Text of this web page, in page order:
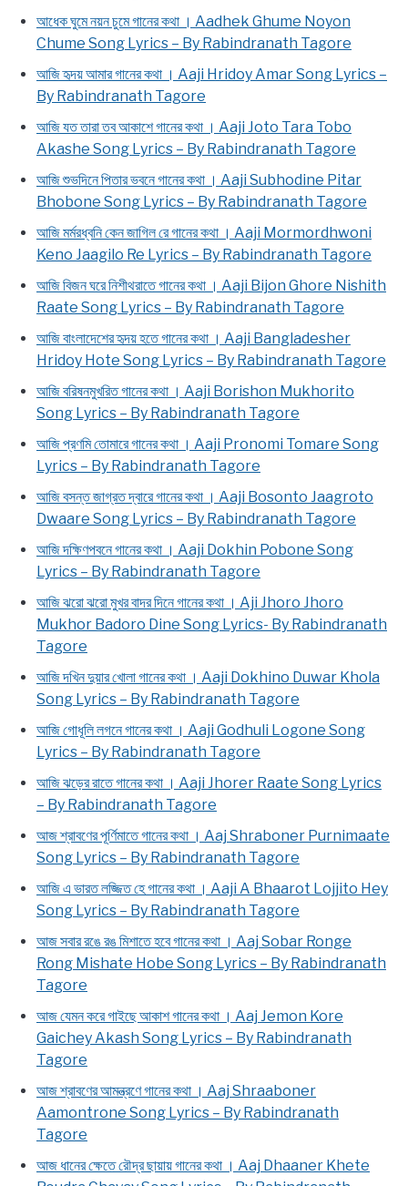
আধেক ঘুমে নয়ন চুমে গানের কথা । Aadhek Ghume Noyon
Chume Song Lyrics – By Rabindranath Tagore
আজি হৃদয় আমার গানের কথা । Aaji Hridoy Amar Song Lyrics –
By Rabindranath Tagore
আজি যত তারা তব আকাশে গানের কথা । Aaji Joto Tara Tobo
Akashe Song Lyrics – By Rabindranath Tagore
আজি শুভদিনে পিতার ভবনে গানের কথা । Aaji Subhodine Pitar
Bhobone Song Lyrics – By Rabindranath Tagore
আজি মর্মরধ্বনি কেন জাগিল রে গানের কথা । Aaji Mormordhwoni
Keno Jaagilo Re Lyrics – By Rabindranath Tagore
আজি বিজন ঘরে নিশীথরাতে গানের কথা । Aaji Bijon Ghore Nishith
Raate Song Lyrics – By Rabindranath Tagore
আজি বাংলাদেশের হৃদয় হতে গানের কথা । Aaji Bangladesher
Hridoy Hote Song Lyrics – By Rabindranath Tagore
আজি বরিষনমুখরিত গানের কথা । Aaji Borishon Mukhorito
Song Lyrics – By Rabindranath Tagore
আজি প্রণমি তোমারে গানের কথা । Aaji Pronomi Tomare Song
Lyrics – By Rabindranath Tagore
আজি বসন্ত জাগ্রত দ্বারে গানের কথা । Aaji Bosonto Jaagroto
Dwaare Song Lyrics – By Rabindranath Tagore
আজি দক্ষিণপবনে গানের কথা । Aaji Dokhin Pobone Song
Lyrics – By Rabindranath Tagore
আজি ঝরো ঝরো মুখর বাদর দিনে গানের কথা । Aji Jhoro Jhoro
Mukhor Badoro Dine Song Lyrics- By Rabindranath
Tagore
আজি দখিন দুয়ার খোলা গানের কথা । Aaji Dokhino Duwar Khola
Song Lyrics – By Rabindranath Tagore
আজি গোধূলি লগনে গানের কথা । Aaji Godhuli Logone Song
Lyrics – By Rabindranath Tagore
আজি ঝড়ের রাতে গানের কথা । Aaji Jhorer Raate Song Lyrics
– By Rabindranath Tagore
আজ শ্রাবণের পূর্ণিমাতে গানের কথা । Aaj Shraboner Purnimaate
Song Lyrics – By Rabindranath Tagore
আজি এ ভারত লজ্জিত হে গানের কথা । Aaji A Bhaarot Lojjito Hey
Song Lyrics – By Rabindranath Tagore
আজ সবার রঙে রঙ মিশাতে হবে গানের কথা । Aaj Sobar Ronge
Rong Mishate Hobe Song Lyrics – By Rabindranath
Tagore
আজ যেমন করে গাইছে আকাশ গানের কথা । Aaj Jemon Kore
Gaichey Akash Song Lyrics – By Rabindranath
Tagore
আজ শ্রাবণের আমন্ত্রণে গানের কথা । Aaj Shraaboner
Aamontrone Song Lyrics – By Rabindranath
Tagore
আজ ধানের ক্ষেতে রৌদ্র ছায়ায় গানের কথা । Aaj Dhaaner Khete